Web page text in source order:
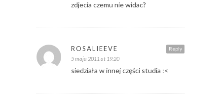
zdjecia czemu nie widac?
Reply
ROSALIEEVE
5 maja 2011 at 19:20
siedziała w innej części studia :<